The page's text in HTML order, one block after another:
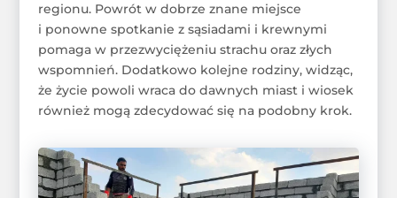
regionu. Powrót w dobrze znane miejsce
i ponowne spotkanie z sąsiadami i krewnymi
pomaga w przezwyciężeniu strachu oraz złych
wspomnień. Dodatkowo kolejne rodziny, widząc,
że życie powoli wraca do dawnych miast i wiosek
również mogą zdecydować się na podobny krok.